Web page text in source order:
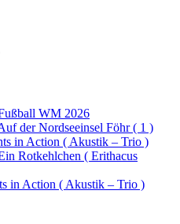
WM 2026
der Nordseeinsel Föhr ( 1 )
in Action ( Akustik – Trio )
Rotkehlchen ( Erithacus
in Action ( Akustik – Trio )